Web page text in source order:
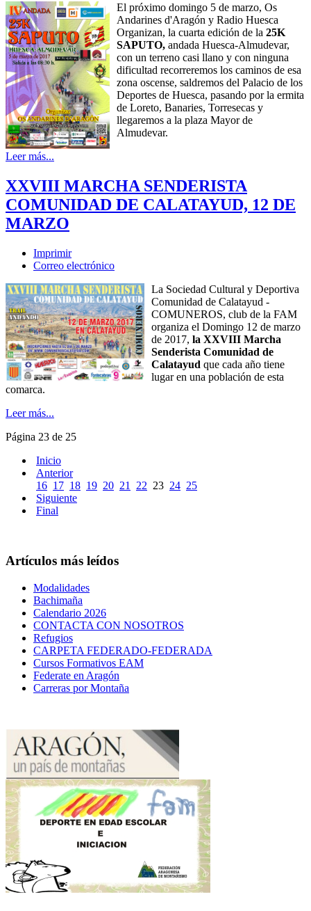
El próximo domingo 5 de marzo, Os
Andarines d'Aragón y Radio Huesca
Organizan, la cuarta edición de la 25K
SAPUTO, andada Huesca-Almudevar,
con un terreno casi llano y con ninguna
dificultad recorreremos los caminos de esa
zona oscense, saldremos del Palacio de los
Deportes de Huesca, pasando por la ermita
de Loreto, Banaries, Torresecas y
llegaremos a la plaza Mayor de
Almudevar.
Leer más...
XXVIII MARCHA SENDERISTA
COMUNIDAD DE CALATAYUD, 12 DE
MARZO
Imprimir
Correo electrónico
La Sociedad Cultural y Deportiva
Comunidad de Calatayud -
COMUNEROS, club de la FAM
organiza el Domingo 12 de marzo
de 2017, la XXVIII Marcha
Senderista Comunidad de
Calatayud que cada año tiene
lugar en una población de esta
comarca.
Leer más...
Página 23 de 25
Inicio
Anterior
16 17 18 19 20 21 22 23 24 25
Siguiente
Final
Artículos más leídos
Modalidades
Bachimaña
Calendario 2026
CONTACTA CON NOSOTROS
Refugios
CARPETA FEDERADO-FEDERADA
Cursos Formativos EAM
Federate en Aragón
Carreras por Montaña